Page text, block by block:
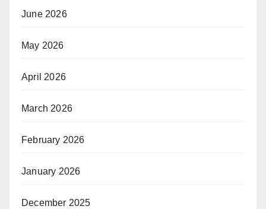
June 2026
May 2026
April 2026
March 2026
February 2026
January 2026
December 2025